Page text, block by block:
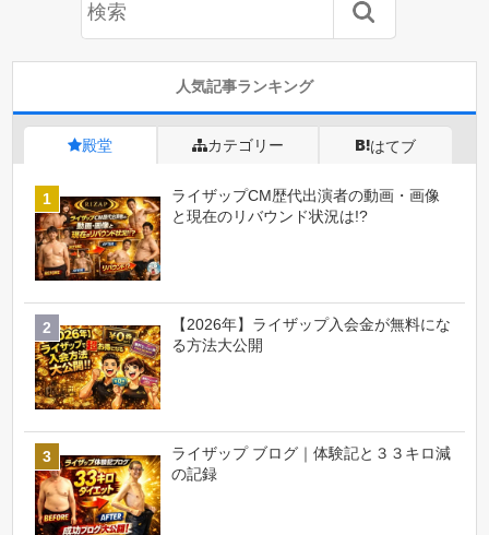
人気記事ランキング
殿堂 カテゴリー はてブ
ライザップCM歴代出演者の動画・画像
と現在のリバウンド状況は!?
【2026年】ライザップ入会金が無料にな
る方法大公開
ライザップ ブログ｜体験記と３３キロ減
の記録